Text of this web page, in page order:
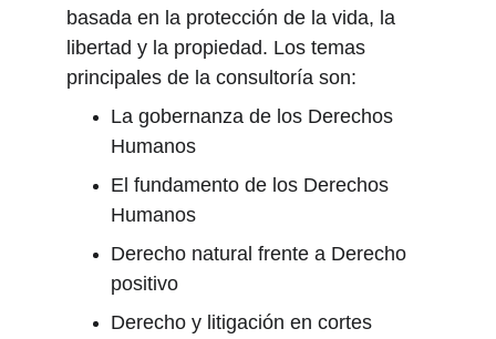
basada en la protección de la vida, la
libertad y la propiedad. Los temas
principales de la consultoría son:
La gobernanza de los Derechos
Humanos
El fundamento de los Derechos
Humanos
Derecho natural frente a Derecho
positivo
Derecho y litigación en cortes